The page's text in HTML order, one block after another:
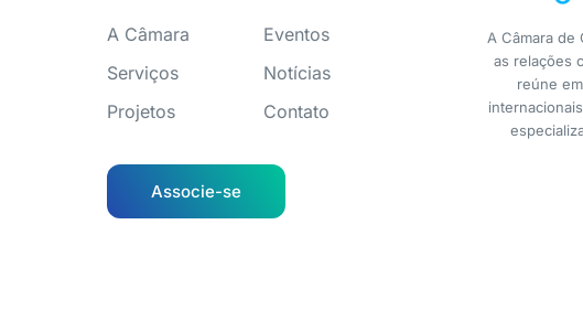
A Câmara
Serviços
Projetos
Eventos
Notícias
Contato
Associe-se
A Câmara de
as relações
reúne